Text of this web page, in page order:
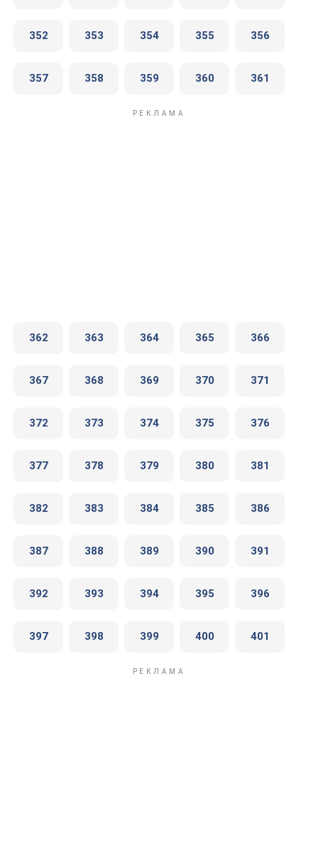
352 353 354 355 356
357 358 359 360 361
362 363 364 365 366
367 368 369 370 371
372 373 374 375 376
377 378 379 380 381
382 383 384 385 386
387 388 389 390 391
392 393 394 395 396
397 398 399 400 401